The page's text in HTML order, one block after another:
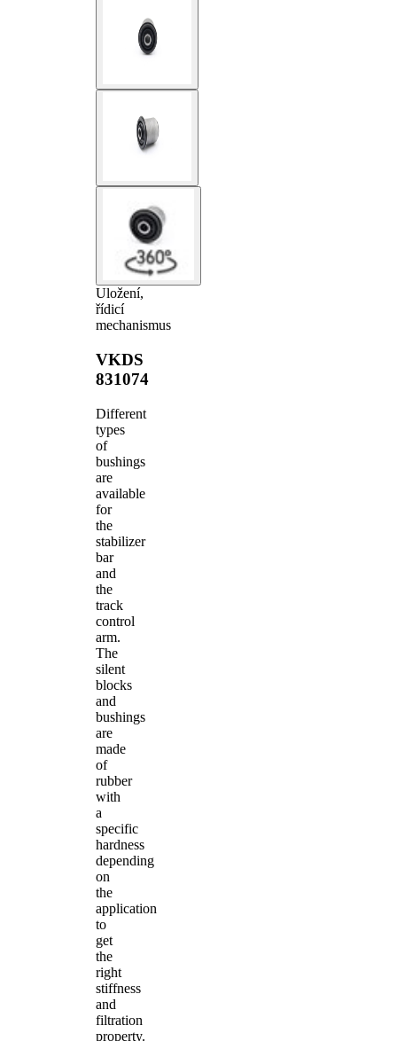
Uložení,
řídicí
mechanismus
VKDS
831074
Different
types
of
bushings
are
available
for
the
stabilizer
bar
and
the
track
control
arm.
The
silent
blocks
and
bushings
are
made
of
rubber
with
a
specific
hardness
depending
on
the
application
to
get
the
right
stiffness
and
filtration
property.